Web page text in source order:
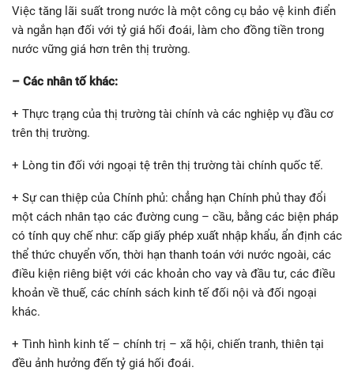
Việc tăng lãi suất trong nước là một công cụ bảo vệ kinh điển
và ngắn hạn đối với tỷ giá hối đoái, làm cho đồng tiền trong
nước vững giá hơn trên thị trường.
– Các nhân tố khác:
+ Thực trạng của thị trường tài chính và các nghiệp vụ đầu cơ
trên thị trường.
+ Lòng tin đối với ngoại tệ trên thị trường tài chính quốc tế.
+ Sự can thiệp của Chính phủ: chẳng hạn Chính phủ thay đổi
một cách nhân tạo các đường cung – cầu, bằng các biện pháp
có tính quy chế như: cấp giấy phép xuất nhập khẩu, ẩn định các
thể thức chuyển vốn, thời hạn thanh toán với nước ngoài, các
điều kiện riêng biệt với các khoản cho vay và đầu tư, các điều
khoản về thuế, các chính sách kinh tế đối nội và đối ngoại
khác.
+ Tình hình kinh tế – chính trị – xã hội, chiến tranh, thiên tại
đều ảnh hưởng đến tỷ giá hối đoái.